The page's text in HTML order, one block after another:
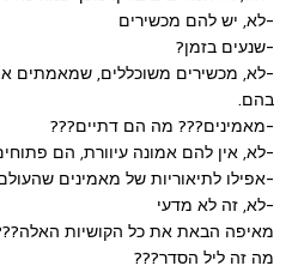
-לא, יש להם מכשירים
-שנעים בזמן?
-לא, מכשירים משוכללים, שמאמתים
בהם.
-מאמינים??? מה הם דתיים???
-לא, אין להם אמונה עיוורת, הם
-אפילו לתיאוריות של מאמינים
-לא, זה לא מדעי
מאיפה הבאת את כל הקושיות
מה זה ליל הסדר???